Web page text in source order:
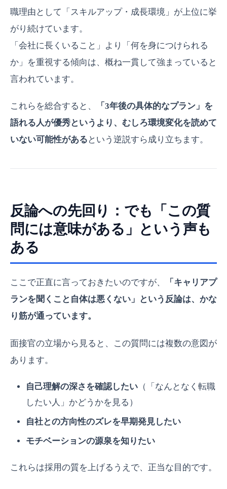
職理由として「スキルアップ・成長環境」が上位に挙
がり続けています。
「会社に長くいること」より「何を身につけられる
か」を重視する傾向は、概ね一貫して強まっていると
言われています。
これらを総合すると、
「3年後の具体的なプラン」を
語れる人が優秀というより、むしろ環境変化を読めて
いない可能性がある という逆説すら成り立ちます。
反論への先回り：でも「この質
問には意味がある」という声も
ある
ここで正直に言っておきたいのですが、
「キャリアプ
ランを聞くこと自体は悪くない」という反論は、かな
り筋が通っています。
面接官の立場から見ると、この質問には複数の意図が
あります。
自己理解の深さを確認したい（「なんとなく転職
したい人」かどうかを見る）
自社との方向性のズレを早期発見したい
モチベーションの源泉を知りたい
これらは採用の質を上げるうえで、正当な目的です。